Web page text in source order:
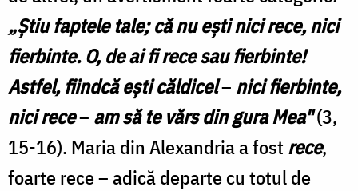
„Ştiu faptele tale; că nu eşti nici rece, nici
fierbinte. O, de ai fi rece sau fierbinte!
Astfel, fiindcă eşti căldicel– nici fierbinte,
nici rece– am să te vărs din gura Mea"(3,
15-16). Maria din Alexandria a fost rece,
foarte rece – adică departe cu totul de